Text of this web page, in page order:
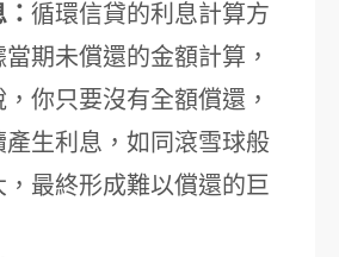
循環信貸的利息計算方
期未償還的金額計算，
你只要沒有全額償還，
產生利息，如同滾雪球般
，最終形成難以償還的巨